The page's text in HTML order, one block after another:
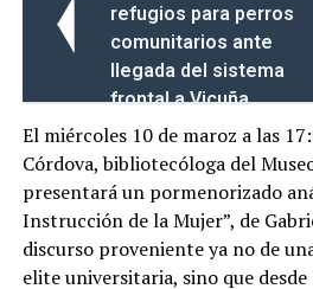
refugios para perros
comunitarios ante
llegada del sistema
frontal a Vicuña
El miércoles 10 de maroz a las
Córdova, bibliotecóloga del
presentará un pormenorizado
Instrucción de la Mujer”, de
discurso proveniente ya no de
elite universitaria, sino que